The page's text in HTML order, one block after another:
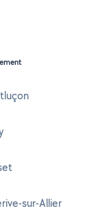
sur-Allier